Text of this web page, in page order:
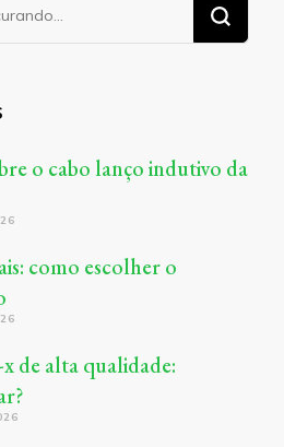
o cabo lanço indutivo da
como escolher o
de alta qualidade: